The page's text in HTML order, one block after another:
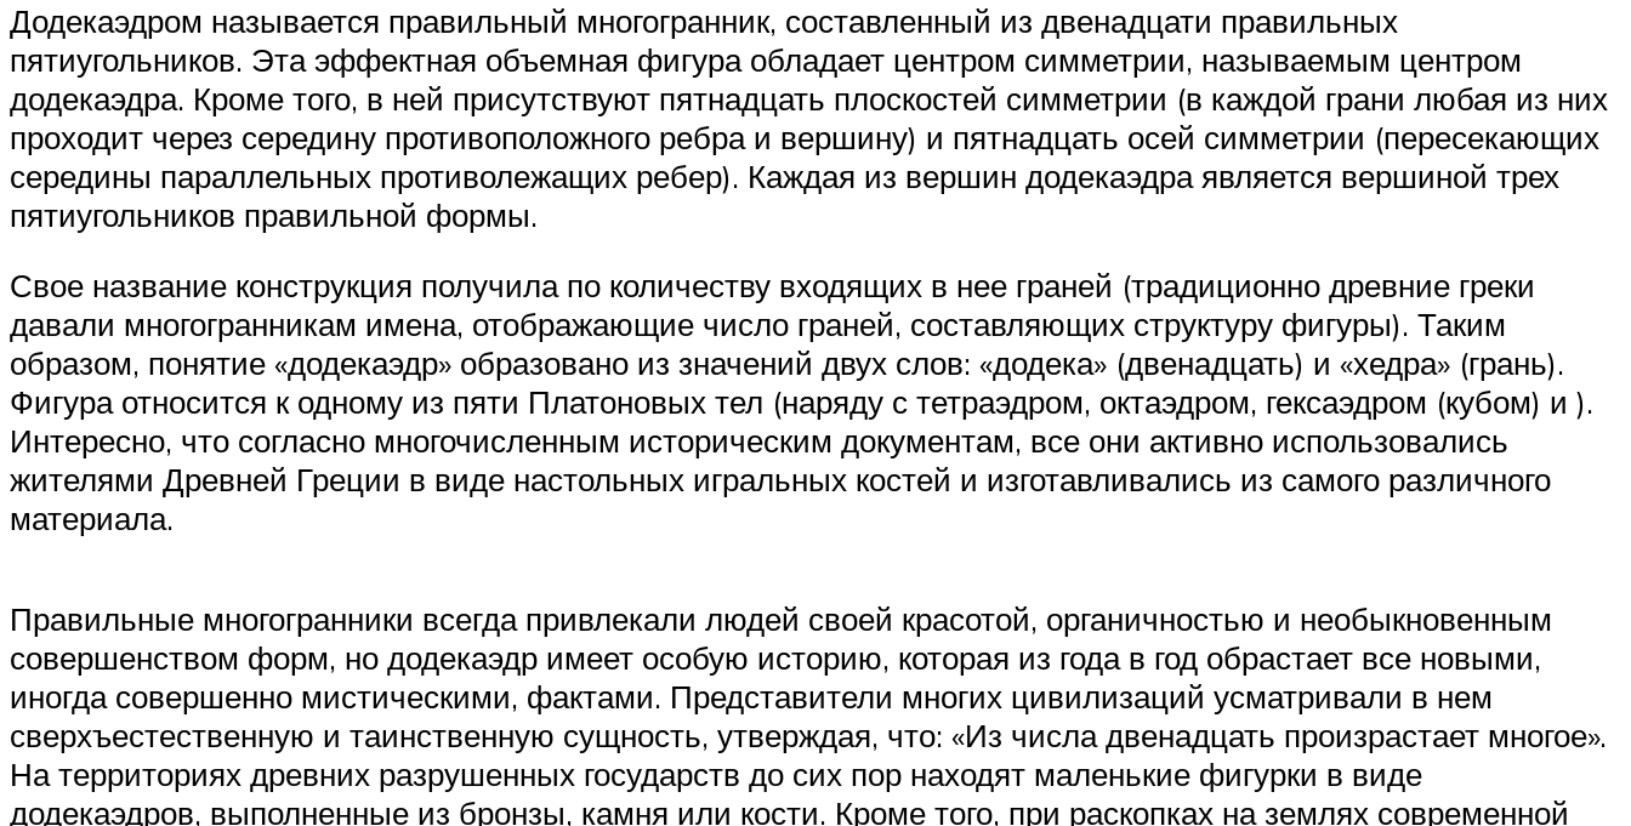
Додекаэдром называется правильный многогранник, составленный из двенадцати правильных
пятиугольников. Эта эффектная объемная фигура обладает центром симметрии, называемым центром
додекаэдра. Кроме того, в ней присутствуют пятнадцать плоскостей симметрии (в каждой грани любая из них
проходит через середину противоположного ребра и вершину) и пятнадцать осей симметрии (пересекающих
середины параллельных противолежащих ребер). Каждая из вершин додекаэдра является вершиной трех
пятиугольников правильной формы.
Свое название конструкция получила по количеству входящих в нее граней (традиционно древние греки
давали многогранникам имена, отображающие число граней, составляющих структуру фигуры). Таким
образом, понятие «додекаэдр» образовано из значений двух слов: «додека» (двенадцать) и «хедра» (грань).
Фигура относится к одному из пяти Платоновых тел (наряду с тетраэдром, октаэдром, гексаэдром (кубом) и ).
Интересно, что согласно многочисленным историческим документам, все они активно использовались
жителями Древней Греции в виде настольных игральных костей и изготавливались из самого различного
материала.
Правильные многогранники всегда привлекали людей своей красотой, органичностью и необыкновенным
совершенством форм, но додекаэдр имеет особую историю, которая из года в год обрастает все новыми,
иногда совершенно мистическими, фактами. Представители многих цивилизаций усматривали в нем
сверхъестественную и таинственную сущность, утверждая, что: «Из числа двенадцать произрастает многое».
На территориях древних разрушенных государств до сих пор находят маленькие фигурки в виде
додекаэдров, выполненные из бронзы, камня или кости. Кроме того, при раскопках на землях современной